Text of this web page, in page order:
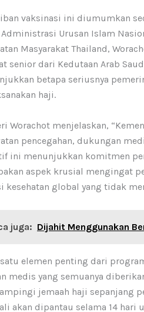
vaksinasi ini diumumkan
Administrasi Urusan Islam
Masyarakat Thailand,
senior dari Kedutaan Arab
betapa seriusnya
haji.
Worachot menjelaskan,
pencegahan, dukungan
ini menunjukkan komitmen
aspek krusial mengingat
kesehatan global yang tidak
juga: Dijahit Menggunakan
satu elemen penting dari
medis yang semuanya
jemaah haji sepanjang
akan dipantau selama 14 hari